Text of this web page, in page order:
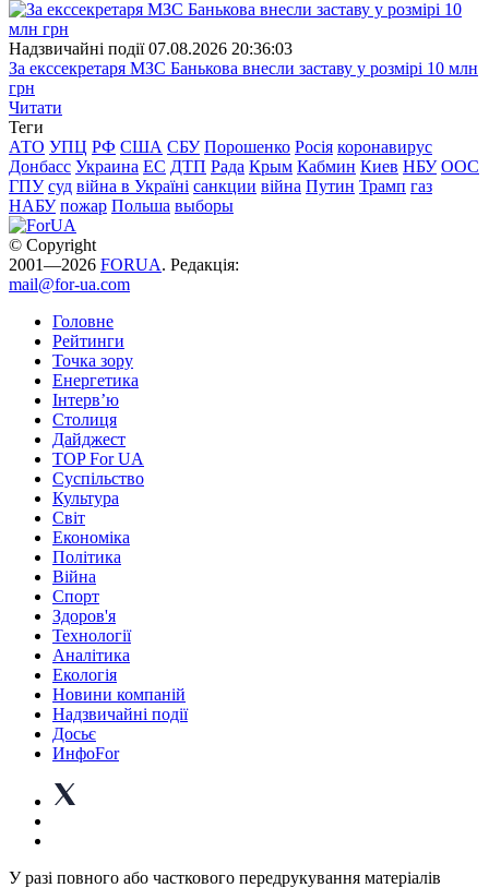
Надзвичайні події 07.08.2026 20:36:03
За екссекретаря МЗС Банькова внесли заставу у розмірі 10 млн
грн
Читати
Теги
АТО УПЦ РФ США СБУ Порошенко Росія коронавирус
Донбасс Украина ЕС ДТП Рада Крым Кабмин Киев НБУ ООС
ГПУ суд війна в Україні санкции війна Путин Трамп газ
НАБУ пожар Польша выборы
© Copyright
2001—2026 FORUA. Редакція:
mail@for-ua.com
Головне
Рейтинги
Точка зору
Енергетика
Інтерв’ю
Столиця
Дайджест
TOP For UA
Суспiльство
Культура
Світ
Економіка
Політика
Війна
Спорт
Здоров'я
Технології
Аналітика
Екологія
Новини компаній
Надзвичайні події
Досьє
ИнфоFor
У разі повного або часткового передрукування матеріалів